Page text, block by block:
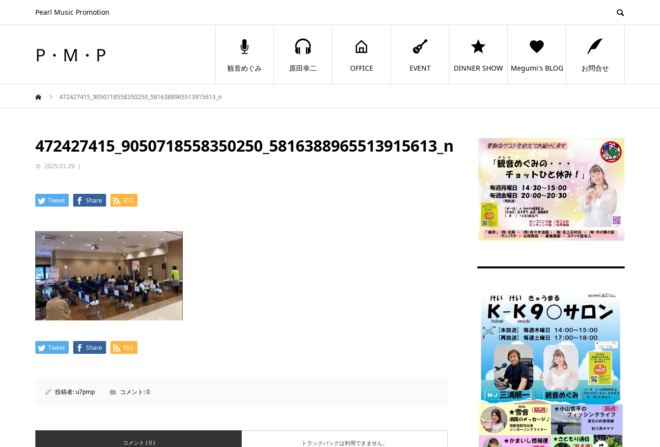
Pearl Music Promotion
P・M・P
観音めぐみ 原田幸二 OFFICE EVENT DINNER SHOW Megumi's BLOG お問合せ
472427415_9050718558350250_5816388965513915613_n
472427415_9050718558350250_5816388965513915613_n
2025.01.29
Tweet Share RSS
Tweet Share RSS
投稿者: u7pmp コメント:0
コメント ( 0 ) トラックバックは利用できません。